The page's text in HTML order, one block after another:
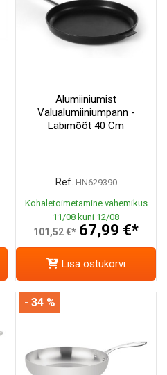
Alumiiniumist
Valualumiiniumpann -
Läbimõõt 40 Cm
Ref. HN629390
Kohaletoimetamine vahemikus
11/08 kuni 12/08
101,52 €* 67,99 €*
Lisa ostukorvi
- 34 %